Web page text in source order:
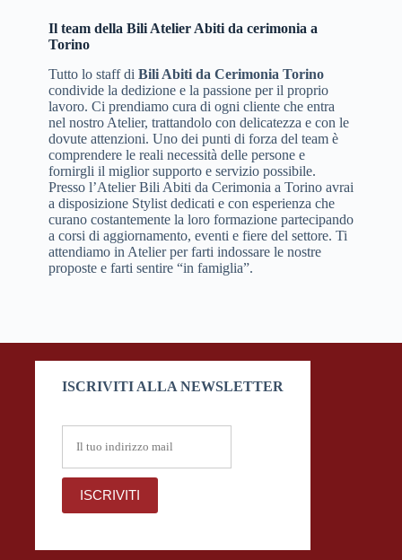
Il team della Bili Atelier Abiti da cerimonia a
Torino
Tutto lo staff di Bili Abiti da Cerimonia Torino
condivide la dedizione e la passione per il proprio
lavoro. Ci prendiamo cura di ogni cliente che entra
nel nostro Atelier, trattandolo con delicatezza e con le
dovute attenzioni. Uno dei punti di forza del team è
comprendere le reali necessità delle persone e
fornirgli il miglior supporto e servizio possibile.
Presso l’Atelier Bili Abiti da Cerimonia a Torino avrai
a disposizione Stylist dedicati e con esperienza che
curano costantemente la loro formazione partecipando
a corsi di aggiornamento, eventi e fiere del settore. Ti
attendiamo in Atelier per farti indossare le nostre
proposte e farti sentire “in famiglia”.
ISCRIVITI ALLA NEWSLETTER